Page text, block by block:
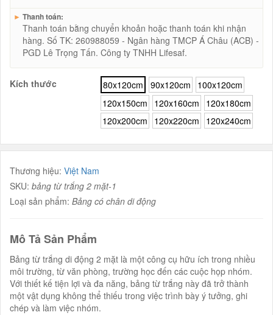
► Thanh toán:
Thanh toán bằng chuyển khoản hoặc thanh toán khi nhận
hàng. Số TK: 260988059 - Ngân hàng TMCP Á Châu (ACB) -
PGD Lê Trọng Tấn. Công ty TNHH Lifesaf.
Kích thước 80x120cm 90x120cm
100x120cm
120x150cm
120x160cm
120x180cm
120x200cm
120x220cm 120x240cm
Thương hiệu: Việt Nam
SKU: bảng từ trắng 2 mặt-1
Loại sản phẩm: Bảng có chân di động
Mô Tả Sản Phẩm
Bảng từ trắng di động 2 mặt là một công cụ hữu ích trong nhiều
môi trường, từ văn phòng, trường học đến các cuộc họp nhóm.
Với thiết kế tiện lợi và đa năng, bảng từ trắng này đã trở thành
một vật dụng không thể thiếu trong việc trình bày ý tưởng, ghi
chép và làm việc nhóm.